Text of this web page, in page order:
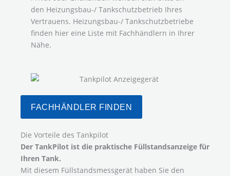
den Heizungsbau-/ Tankschutzbetrieb Ihres
Vertrauens. Heizungsbau-/ Tankschutzbetriebe
finden hier eine Liste mit Fachhändlern in Ihrer
Nähe.
FACHHÄNDLER FINDEN
Die Vorteile des Tankpilot
Der TankPilot ist die praktische Füllstandsanzeige für
Ihren Tank.
Mit diesem Füllstandsmessgerät haben Sie den